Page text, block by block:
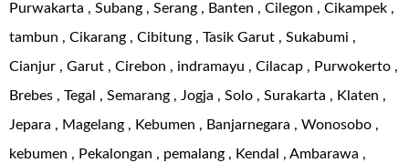
Purwakarta , Subang , Serang , Banten , Cilegon , Cikampek ,
tambun , Cikarang , Cibitung , Tasik Garut , Sukabumi ,
Cianjur , Garut , Cirebon , indramayu , Cilacap , Purwokerto ,
Brebes , Tegal , Semarang , Jogja , Solo , Surakarta , Klaten ,
Jepara , Magelang , Kebumen , Banjarnegara , Wonosobo ,
kebumen , Pekalongan , pemalang , Kendal , Ambarawa ,